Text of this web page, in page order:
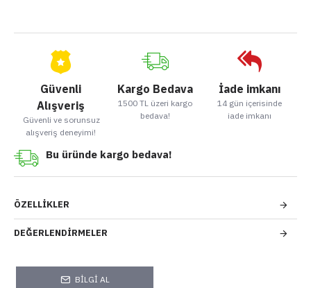
Güvenli
Alışveriş
Güvenli ve sorunsuz
alışveriş deneyimi!
Kargo Bedava
1500 TL üzeri kargo
bedava!
İade imkanı
14 gün içerisinde
iade imkanı
ÖZELLIKLER
DEĞERLENDIRMELER
BILGI AL
Bu üründe kargo bedava!